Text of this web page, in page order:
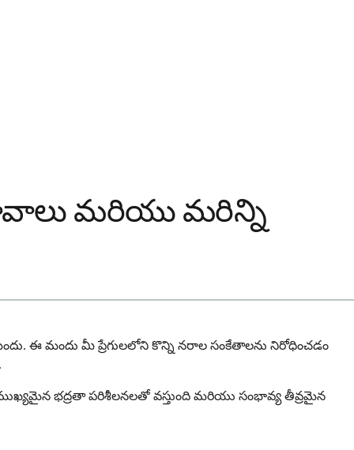
మరియు మరిన్ని
ఈ మందు మీ ప్రేగులలోని కొన్ని నరాల సంకేతాలను నిరోధించడం
భద్రతా పరిశీలనలతో వస్తుంది మరియు సంభావ్య తీవ్రమైన